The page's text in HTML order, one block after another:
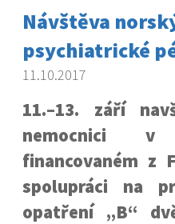
Návštěva
psychiatrické
11.10.2017
11.–13. září
nemocnici
financovaném z
spolupráci na
opatření „B“